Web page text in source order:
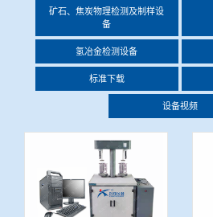
工业分析、测硫仪等
矿石、焦炭物理检测及制样设
备
氢冶金检测设备
标准下载
设备视频